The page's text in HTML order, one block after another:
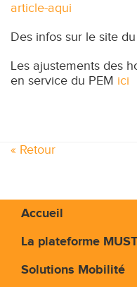
article-aqui
Des infos sur le site
Les ajustements des
en service du PEM ici
« Retour
Accueil
La plateforme
Solutions Mobilité